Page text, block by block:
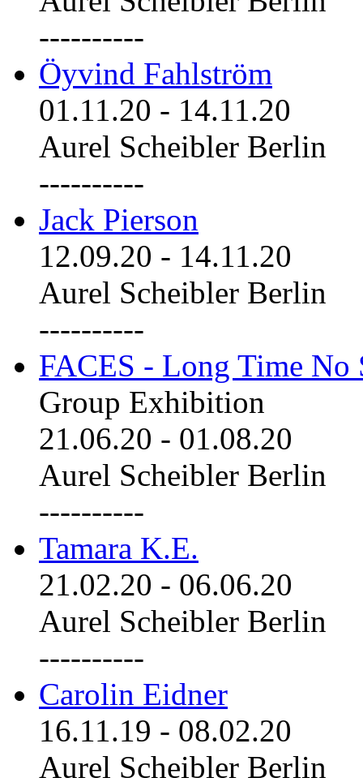
----------
Öyvind Fahlström
01.11.20 - 14.11.20
Aurel Scheibler Berlin
----------
Jack Pierson
12.09.20 - 14.11.20
Aurel Scheibler Berlin
----------
FACES - Long Time No
Group Exhibition
21.06.20 - 01.08.20
Aurel Scheibler Berlin
----------
Tamara K.E.
21.02.20 - 06.06.20
Aurel Scheibler Berlin
----------
Carolin Eidner
16.11.19 - 08.02.20
Aurel Scheibler Berlin